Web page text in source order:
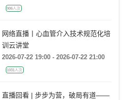
906人次
网络直播丨心血管介入技术规范化培
训云讲堂
2026-07-22 19:00 - 2026-07-22 21:00
1031人次
直播回看 | 步步为营，破局有道——